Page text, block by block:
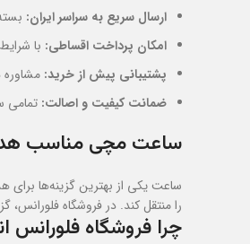
ارسال سریع به سراسر ایران:
امکان پرداخت اقساطی: با
پشتیبانی پیش از خرید:
ضمانت کیفیت و اصالت: تمامی
ساعت مچی مناسب
ساعت یکی از بهترین گزینه‌ها
را منتقل کند. در فروشگاه فلورانس،
چرا فروشگاه